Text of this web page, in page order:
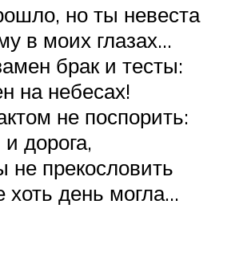
но ты невеста
в моих глазах…
брак и тесты:
на небесах!
не поспорить:
дорога,
не прекословить
день могла…